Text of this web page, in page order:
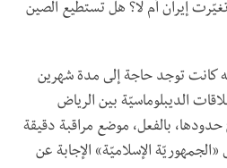
إيران أم لا؟ هل تستطيع الصين
كانت توجد حاجة إلى مدة شهرين
الديبلوماسيّة بين الرياض
بالفعل، موضع مراقبة دقيقة
الإسلاميّة» الإجابة عن